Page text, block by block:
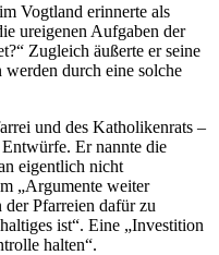
Vogtland erinnerte als
ureigenen Aufgaben der
Zugleich äußerte er seine
durch eine solche
und des Katholikenrats –
Er nannte die
eigentlich nicht
„Argumente weiter
Pfarreien dafür zu
ist“. Eine „Investition
halten“.